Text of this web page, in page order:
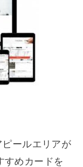
ピールエリアが
すめカードを